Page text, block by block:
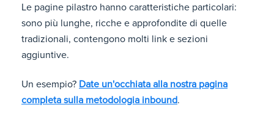
Le pagine pilastro hanno caratteristiche particolari:
sono più lunghe, ricche e approfondite di quelle
tradizionali, contengono molti link e sezioni
aggiuntive.
Un esempio? Date un'occhiata alla nostra pagina
completa sulla metodologia inbound.